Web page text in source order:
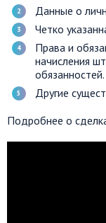
Данные о
Четко
Права и
начисления
обязанностей.
Другие
Подробнее о